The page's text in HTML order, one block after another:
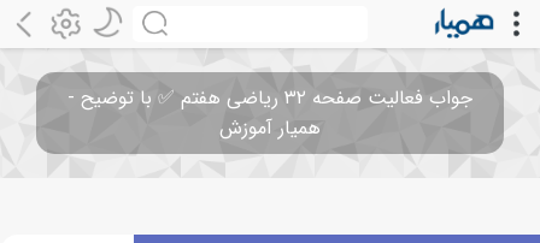
جواب فعالیت صفحه ۳۲ ریاضی هفتم ✅ با توضیح -
همیار آموزش